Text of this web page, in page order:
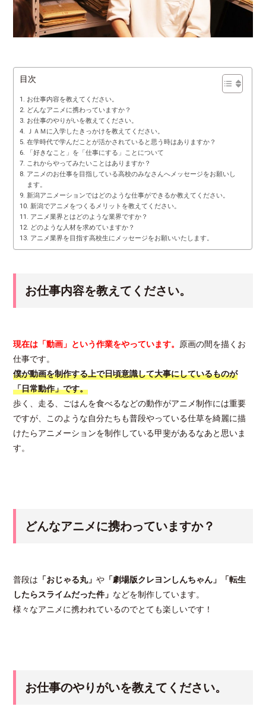
目次
お仕事内容を教えてください。
どんなアニメに携わっていますか？
お仕事のやりがいを教えてください。
ＪＡＭに入学したきっかけを教えてください。
在学時代で学んだことが活かされていると思う時はありますか？
「好きなこと」を「仕事にする」ことについて
これからやってみたいことはありますか？
アニメのお仕事を目指している高校のみなさんへメッセージをお願いし
ます。
新潟アニメーションではどのような仕事ができるか教えてください。
新潟でアニメをつくるメリットを教えてください。
アニメ業界とはどのような業界ですか？
どのような人材を求めていますか？
アニメ業界を目指す高校生にメッセージをお願いいたします。
お仕事内容を教えてください。
現在は「動画」という作業をやっています。
原画の間を描くお
仕事です。
僕が動画を制作する上で日頃意識して大事にしているものが
「日常動作」です。
歩く、走る、ごはんを食べるなどの動作がアニメ制作には重要
ですが、このような自分たちも普段やっている仕草を綺麗に描
けたらアニメーションを制作している甲斐があるなあと思いま
す。
どんなアニメに携わっていますか？
普段は 「おじゃる丸」や 「劇場版クレヨンしんちゃん」
「転生
したらスライムだった件」 などを制作しています。
様々なアニメに携われているのでとても楽しいです！
お仕事のやりがいを教えてください。